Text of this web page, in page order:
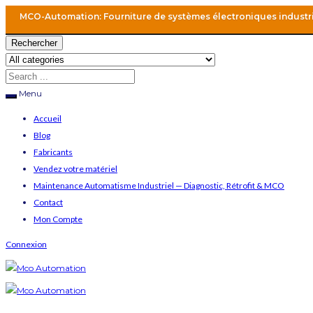
MCO-Automation: Fourniture de systèmes électroniques
Rechercher
Menu
Accueil
Blog
Fabricants
Vendez votre matériel
Maintenance Automatisme Industriel — Diagnostic, Rétrofit & MCO
Contact
Mon Compte
Connexion